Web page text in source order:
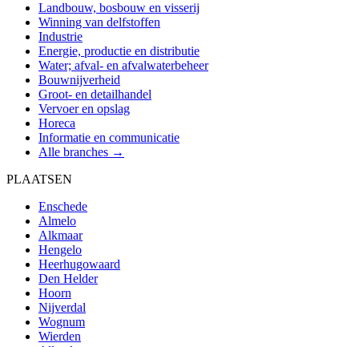
Landbouw, bosbouw en visserij
Winning van delfstoffen
Industrie
Energie, productie en distributie
Water; afval- en afvalwaterbeheer
Bouwnijverheid
Groot- en detailhandel
Vervoer en opslag
Horeca
Informatie en communicatie
Alle branches →
PLAATSEN
Enschede
Almelo
Alkmaar
Hengelo
Heerhugowaard
Den Helder
Hoorn
Nijverdal
Wognum
Wierden